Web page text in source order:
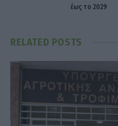
έως το 2029
RELATED POSTS